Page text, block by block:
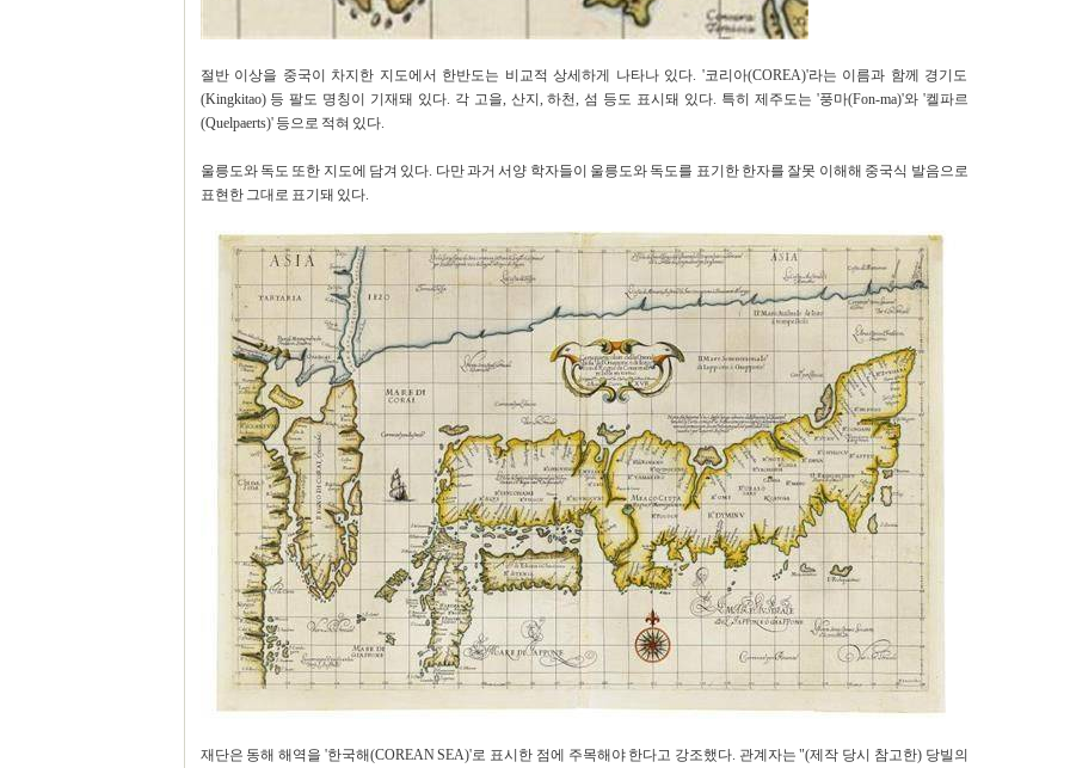
절반 이상을 중국이 차지한 지도에서 한반도는 비교적 상세하게 나타나 있다. '코리아(COREA)'라는 이름과 함께 경기도
(Kingkitao) 등 팔도 명칭이 기재돼 있다. 각 고을, 산지, 하천, 섬 등도 표시돼 있다. 특히 제주도는 '풍마(Fon-ma)'와 '켈파르
(Quelpaerts)' 등으로 적혀 있다.
울릉도와 독도 또한 지도에 담겨 있다. 다만 과거 서양 학자들이 울릉도와 독도를 표기한 한자를 잘못 이해해 중국식 발음으로
표현한 그대로 표기돼 있다.
재단은 동해 해역을 '한국해(COREAN SEA)'로 표시한 점에 주목해야 한다고 강조했다. 관계자는 "(제작 당시 참고한) 당빌의